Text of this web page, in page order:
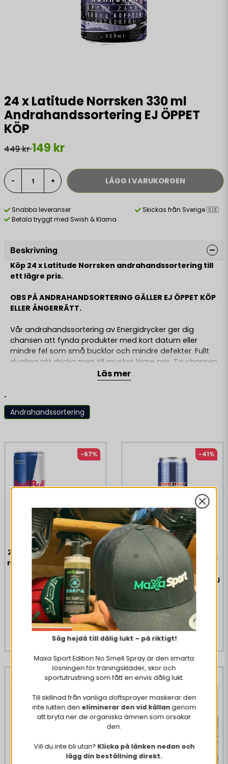
24 x Latitude Norrsken 330 ml
Andrahandssortering EJ ÖPPET
KÖP
449 kr149 kr
- + LÄGG I VARUKORGEN
Snabba leveranser
Skickas från Sverige 🇸🇪
Betala tryggt med Swish & Klarna
Beskrivning
Köp 24 x Latitude Norrsken andrahandssortering till
ett lägre pris.
OBS PÅ ANDRAHANDSORTERING GÄLLER EJ ÖPPET KÖP
ELLER ÅNGERRÄTT.
Vår andrahandssortering av Energidrycker ger dig
chansen att fynda produkter med kort datum eller
mindre fel som små bucklor och mindre defekter. Fullt
dugliga att dricka men till mycket lägre pris. Ta chansen
att fynda samma innehåll och smak men till oslagbart
Andrahandsortering är produkter som fortfarande
håller samma kvalité men har prissänkts pga
Ingredienser:
Vatten, kolsyra, äppelsyra, aromer, surhetsreglerande
medel (citronsyra, natriumsalter av citronsyra),
Sötningsmedel (sukralos), Koffein, Färgämne (E150c),
vitamin B3, vitamin B6, vitamin B9, Vitamin B7 (Biotin).
Läs mer
.
Andrahandssortering
24 x Red Bull Original 250
ml Andrahandssortering
EJ ÖPPET KÖP
-67%
449 kr 149 kr
Tillfälligt slut
24 x Powerking Original
250 ml
Andrahandssortering EJ
ÖPPET KÖP
-41%
169 kr 99 kr
Tillfälligt slut
-70%
Säg hejdå till dålig lukt – på riktigt!
Maxa Sport Edition No Smell Spray är den smarta
lösningen för träningskläder, skor och
sportutrustning som fått en envis dålig lukt.
Till skillnad från vanliga doftsprayer maskerar den
inte lukten den eliminerar den vid källan genom
att bryta ner de organiska ämnen som orsakar
den.
Vill du inte bli utan? Klicka på länken nedan och
lägg din beställning direkt.